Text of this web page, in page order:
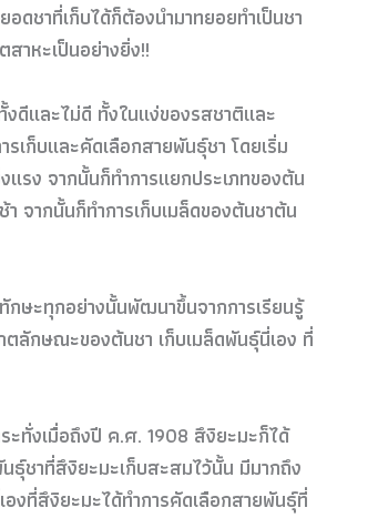
ดชาที่เก็บได้ก็ต้องนำมาทยอยทำเป็นชา
าหะเป็นอย่างยิ่ง!!
ดีและไม่ดี ทั้งในแง่ของรสชาติและ
รเก็บและคัดเลือกสายพันธุ์ชา โดยเริ่ม
รง จากนั้นก็ทำการแยกประเภทของต้น
จากนั้นก็ทำการเก็บเมล็ดของต้นชาต้น
กษะทุกอย่างนั้นพัฒนาขึ้นจากการเรียนรู้
ตลักษณะของต้นชา เก็บเมล็ดพันธุ์นี่เอง ที่
ะทั่งเมื่อถึงปี ค.ศ. 1908 สึงิยะมะก็ได้
ธุ์ชาที่สึงิยะมะเก็บสะสมไว้นั้น มีมากถึง
งที่สึงิยะมะได้ทำการคัดเลือกสายพันธุ์ที่